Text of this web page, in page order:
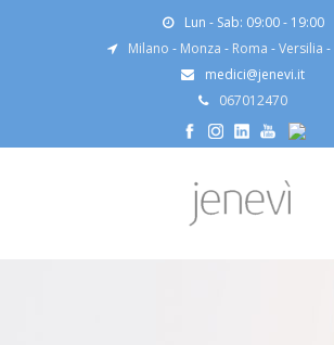
Lun - Sab: 09:00 - 19:00
Milano - Monza - Roma -Versilia -
medici@jenevi.it
067012470